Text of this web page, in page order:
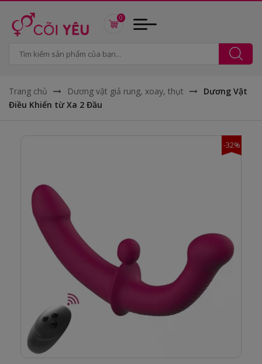
0
Trang chủ Dương vật giả rung, xoay, thụt
Dương Vật
Điều Khiển từ Xa 2 Đầu
-32%